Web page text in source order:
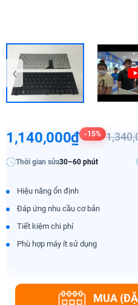
‹
1,140,000₫ -15%
Thời gian sửa30–60 phút
Hiệu năng ổn định
Đáp ứng nhu cầu cơ bản
Tiết kiệm chi phí
Phù hợp máy ít sử dụng
MUA